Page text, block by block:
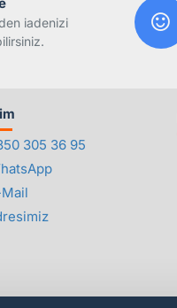
iadenizi
305 36 95